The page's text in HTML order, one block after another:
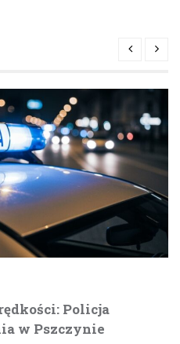
Policja
w Pszczynie